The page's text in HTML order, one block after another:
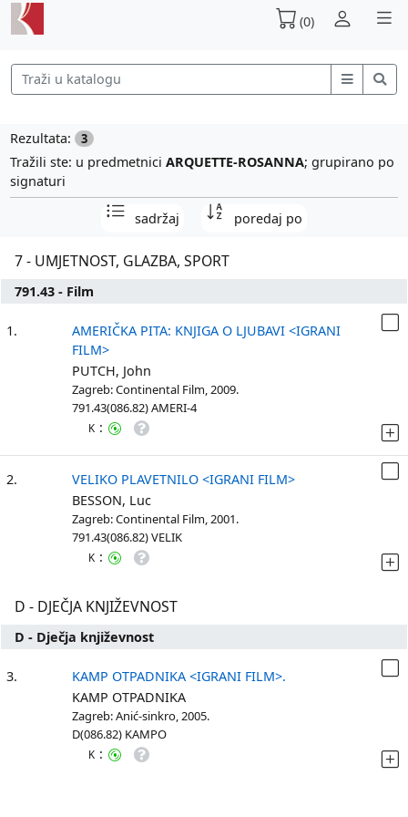
(0)
Rezultata: 3
Tražili ste: u predmetnici ARQUETTE-ROSANNA; grupirano po
signaturi
sadržaj poredaj po
7 - UMJETNOST, GLAZBA, SPORT
791.43 - Film
1.
AMERIČKA PITA: KNJIGA O LJUBAVI <IGRANI
FILM>
PUTCH, John
Zagreb: Continental Film, 2009.
791.43(086.82) AMERI-4
K :
2.
VELIKO PLAVETNILO <IGRANI FILM>
BESSON, Luc
Zagreb: Continental Film, 2001.
791.43(086.82) VELIK
K :
D - DJEČJA KNJIŽEVNOST
D - Dječja književnost
3.
KAMP OTPADNIKA <IGRANI FILM>.
KAMP OTPADNIKA
Zagreb: Anić-sinkro, 2005.
D(086.82) KAMPO
K :